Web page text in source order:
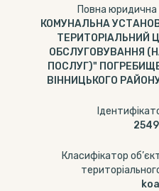
Повна юридична
КОМУНАЛЬНА
ТЕРИТОРІАЛЬНИЙ
ОБСЛУГОВУВАННЯ
ПОСЛУГ)"
ВІННИЦЬКОГО
Класифікатор